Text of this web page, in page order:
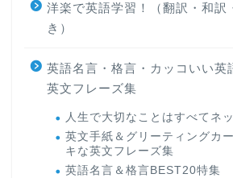
洋楽で英語学習！（翻訳・和訳
き）
英語名言・格言・カッコいい英
英文フレーズ集
人生で大切なことはすべてネ
英文手紙＆グリーティングカ
キな英文フレーズ集
英語名言＆格言BEST20特集